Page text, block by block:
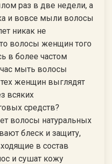
раз в две недели, а
и вовсе мыли волосы
никак не
волосы женщин того
в более частом
мыть волосы
женщин выглядят
всяких
средств?
волосы натуральных
блеск и защиту,
в состав
и сушат кожу